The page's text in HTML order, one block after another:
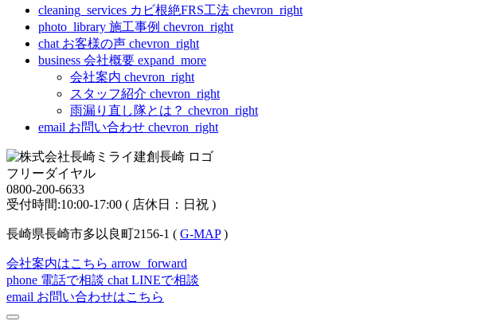
cleaning_services カビ根絶FRS工法 chevron_right
photo_library 施工事例 chevron_right
chat お客様の声 chevron_right
business 会社概要 expand_more
会社案内 chevron_right
スタッフ紹介 chevron_right
雨漏り直し隊とは？ chevron_right
email お問い合わせ chevron_right
フリーダイヤル
0800-200-6633
受付時間:10:00-17:00 ( 店休日：日祝 )
長崎県長崎市多以良町2156-1 ( G-MAP)
会社案内はこちら arrow_forward
phone 電話で相談 chat LINEで相談
email お問い合わせはこちら